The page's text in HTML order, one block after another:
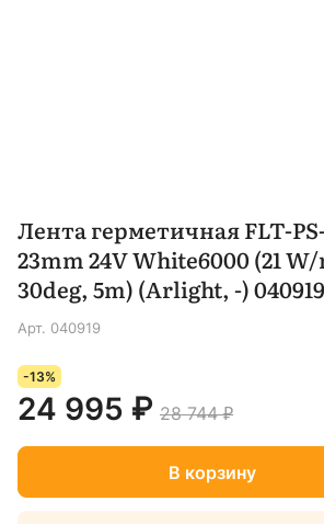
Лента герметичная FLT-
23mm 24V White6000 (21 W/
30deg, 5m) (Arlight, -) 040919
Арт. 040919
-13%
24 995 ₽ 28 744 ₽
В корзину